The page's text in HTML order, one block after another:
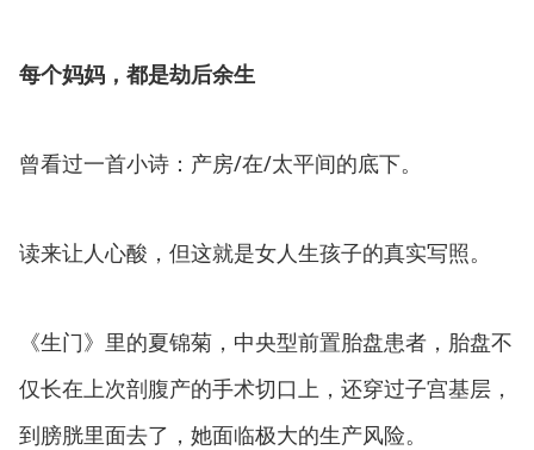
每个妈妈，都是劫后余生
曾看过一首小诗：产房/在/太平间的底下。
读来让人心酸，但这就是女人生孩子的真实写照。
《生门》里的夏锦菊，中央型前置胎盘患者，胎盘不
仅长在上次剖腹产的手术切口上，还穿过子宫基层，
到膀胱里面去了，她面临极大的生产风险。